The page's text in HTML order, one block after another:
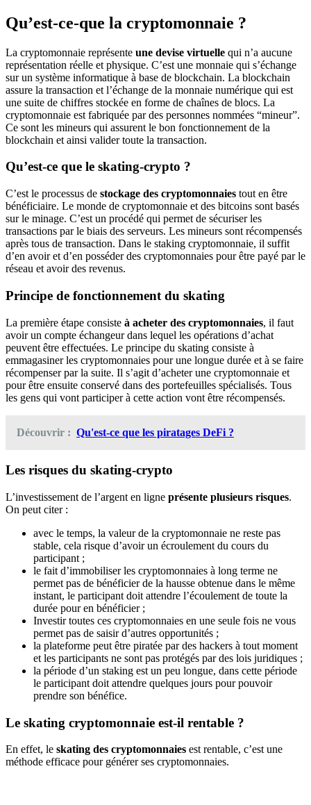
Qu’est-ce-que la cryptomonnaie ?
La cryptomonnaie représente une devise virtuelle qui n’a aucune
représentation réelle et physique. C’est une monnaie qui s’échange
sur un système informatique à base de blockchain. La blockchain
assure la transaction et l’échange de la monnaie numérique qui est
une suite de chiffres stockée en forme de chaînes de blocs. La
cryptomonnaie est fabriquée par des personnes nommées “mineur”.
Ce sont les mineurs qui assurent le bon fonctionnement de la
blockchain et ainsi valider toute la transaction.
Qu’est-ce que le skating-crypto ?
C’est le processus de stockage des cryptomonnaies tout en être
bénéficiaire. Le monde de cryptomonnaie et des bitcoins sont basés
sur le minage. C’est un procédé qui permet de sécuriser les
transactions par le biais des serveurs. Les mineurs sont récompensés
après tous de transaction. Dans le staking cryptomonnaie, il suffit
d’en avoir et d’en posséder des cryptomonnaies pour être payé par le
réseau et avoir des revenus.
Principe de fonctionnement du skating
La première étape consiste à acheter des cryptomonnaies, il faut
avoir un compte échangeur dans lequel les opérations d’achat
peuvent être effectuées. Le principe du skating consiste à
emmagasiner les cryptomonnaies pour une longue durée et à se faire
récompenser par la suite. Il s’agit d’acheter une cryptomonnaie et
pour être ensuite conservé dans des portefeuilles spécialisés. Tous
les gens qui vont participer à cette action vont être récompensés.
Découvrir : Qu'est-ce que les piratages DeFi ?
Les risques du skating-crypto
L’investissement de l’argent en ligne présente plusieurs risques.
On peut citer :
avec le temps, la valeur de la cryptomonnaie ne reste pas
stable, cela risque d’avoir un écroulement du cours du
participant ;
le fait d’immobiliser les cryptomonnaies à long terme ne
permet pas de bénéficier de la hausse obtenue dans le même
instant, le participant doit attendre l’écoulement de toute la
durée pour en bénéficier ;
Investir toutes ces cryptomonnaies en une seule fois ne vous
permet pas de saisir d’autres opportunités ;
la plateforme peut être piratée par des hackers à tout moment
et les participants ne sont pas protégés par des lois juridiques ;
la période d’un staking est un peu longue, dans cette période
le participant doit attendre quelques jours pour pouvoir
prendre son bénéfice.
Le skating cryptomonnaie est-il rentable ?
En effet, le skating des cryptomonnaies est rentable, c’est une
méthode efficace pour générer ses cryptomonnaies.